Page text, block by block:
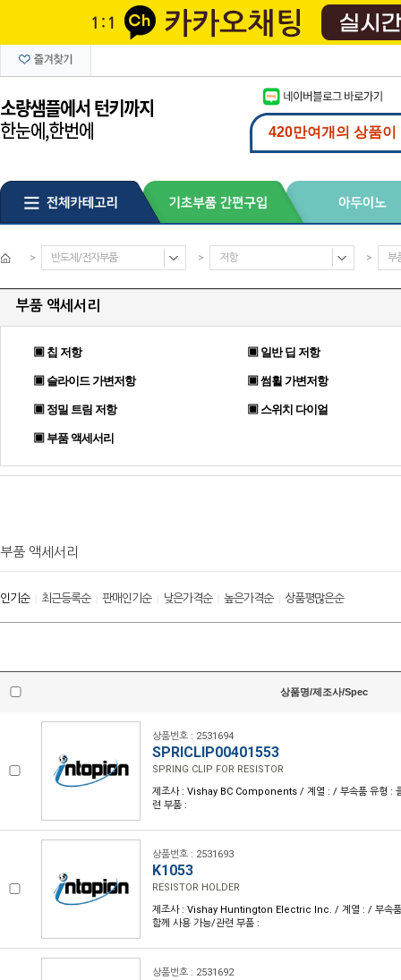
> 반도체/전자부품 > 저항 > 부
부품 액세서리
▣ 칩 저항 ▣ 일반 딥 저항
▣ 슬라이드 가변저항 ▣ 썸휠 가변저항
▣ 정밀 트림 저항 ▣ 스위치 다이얼
▣ 부품 액세서리
부품 액세서리
인기순| 최근등록순| 판매인기순| 낮은가격순| 높은가격순| 상품평많은순
상품명/제조사/Spec
상품번호 : 2531694
SPRICLIP00401553
SPRING CLIP FOR RESISTOR
제조사 : Vishay BC Components / 계열 : / 부속품 유형 :
련 부품 :
상품번호 : 2531693
K1053
RESISTOR HOLDER
제조사 : Vishay Huntington Electric Inc. / 계열 : / 부속품
함께 사용 가능/관련 부품 :
상품번호 : 2531692